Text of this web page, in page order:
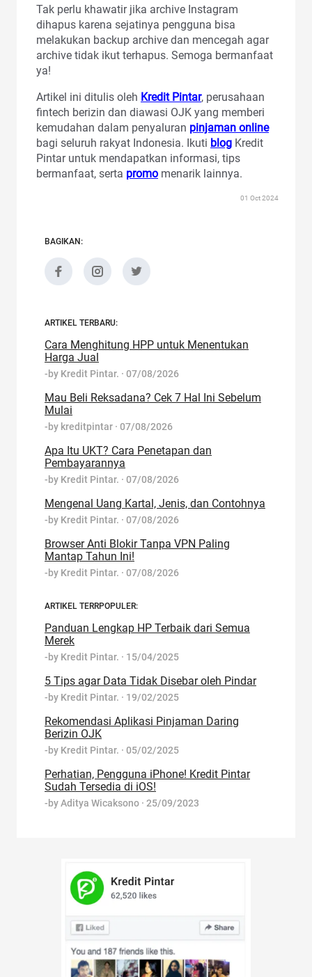
Tak perlu khawatir jika archive Instagram
dihapus karena sejatinya pengguna bisa
melakukan backup archive dan mencegah agar
archive tidak ikut terhapus. Semoga bermanfaat
ya!
Artikel ini ditulis oleh Kredit Pintar, perusahaan
fintech berizin dan diawasi OJK yang memberi
kemudahan dalam penyaluran pinjaman online
bagi seluruh rakyat Indonesia. Ikuti blog Kredit
Pintar untuk mendapatkan informasi, tips
bermanfaat, serta promo menarik lainnya.
01 Oct 2024
BAGIKAN:
ARTIKEL TERBARU:
Cara Menghitung HPP untuk Menentukan
Harga Jual
-by Kredit Pintar. · 07/08/2026
Mau Beli Reksadana? Cek 7 Hal Ini Sebelum
Mulai
-by kreditpintar · 07/08/2026
Apa Itu UKT? Cara Penetapan dan
Pembayarannya
-by Kredit Pintar. · 07/08/2026
Mengenal Uang Kartal, Jenis, dan Contohnya
-by Kredit Pintar. · 07/08/2026
Browser Anti Blokir Tanpa VPN Paling
Mantap Tahun Ini!
-by Kredit Pintar. · 07/08/2026
ARTIKEL TERRPOPULER:
Panduan Lengkap HP Terbaik dari Semua
Merek
-by Kredit Pintar. · 15/04/2025
5 Tips agar Data Tidak Disebar oleh Pindar
-by Kredit Pintar. · 19/02/2025
Rekomendasi Aplikasi Pinjaman Daring
Berizin OJK
-by Kredit Pintar. · 05/02/2025
Perhatian, Pengguna iPhone! Kredit Pintar
Sudah Tersedia di iOS!
-byAditya Wicaksono · 25/09/2023